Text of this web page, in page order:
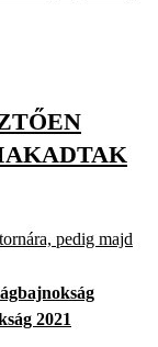
pedig majd
2021